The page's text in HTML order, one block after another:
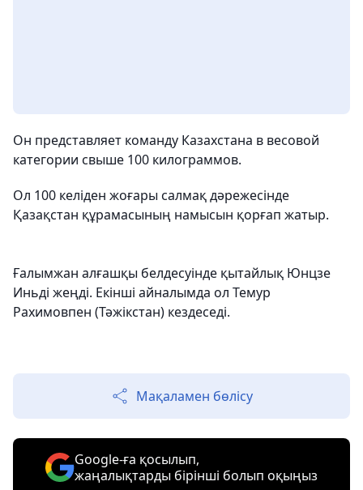
Он представляет команду Казахстана в весовой
категории свыше 100 килограммов.
Ол 100 келіден жоғары салмақ дәрежесінде
Қазақстан құрамасының намысын қорғап жатыр.
Ғалымжан алғашқы белдесуінде қытайлық Юнцзе
Иньді жеңді. Екінші айналымда ол Темур
Рахимовпен (Тәжікстан) кездеседі.
Мақаламен бөлісу
Google-ға қосылып,
жаңалықтарды бірінші болып оқыңыз